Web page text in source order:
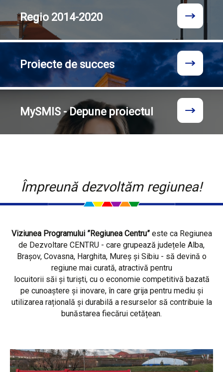
Regio 2014-2020
Proiecte de succes
MySMIS - Depune proiectul
Împreună dezvoltăm regiunea!
Viziunea Programului ”Regiunea Centru”este ca Regiunea
de Dezvoltare CENTRU - care grupează județele Alba,
Brașov, Covasna, Harghita, Mureș și Sibiu - să devină o
regiune mai curată, atractivă pentru
locuitorii săi și turiști, cu o economie competitivă bazată
pe cunoaștere și inovare, în care grija pentru mediu și
utilizarea rațională și durabilă a resurselor să contribuie la
bunăstarea fiecărui cetățean.